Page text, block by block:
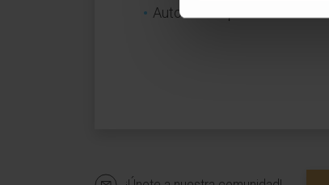
Autora de 6 publicaciones